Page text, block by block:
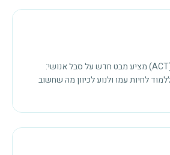
טיפול קבלה ומחויבות (ACT) מציע מבט חדש על סבל אנושי:
לחיות עמו ולנוע לכיוון מה שחשוב